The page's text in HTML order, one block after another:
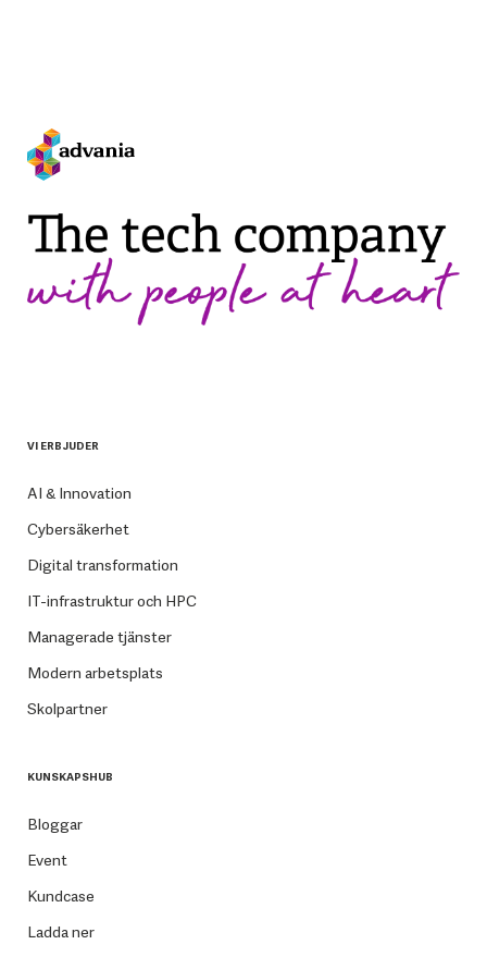
VI ERBJUDER
AI & Innovation
Cybersäkerhet
Digital transformation
IT-infrastruktur och HPC
Managerade tjänster
Modern arbetsplats
Skolpartner
KUNSKAPSHUB
Bloggar
Event
Kundcase
Ladda ner